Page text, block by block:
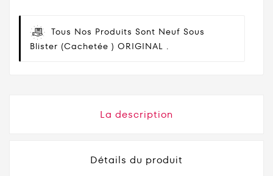
Tous Nos Produits Sont Neuf Sous
Blister (cachetée ) ORIGINAL .
La description
Détails du produit